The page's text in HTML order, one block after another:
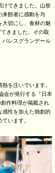
けてきました。山形
来館者に感動を与
大切にし、食材の魅
きました。その取
パレスグランデール
を注いでいます。
会が発行する『日本
作料理が掲載され
感性を加えた独創的
います。